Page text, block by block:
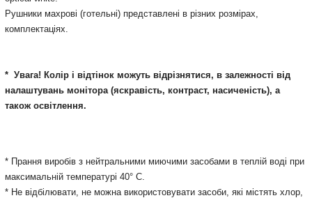
Рушники махрові (готельні) представлені в різних розмірах,
комплектаціях.
* Увага! Колір і відтінок можуть відрізнятися, в залежності від
налаштувань монітора(яскравість, контраст, насиченість), а
також освітлення.
* Прання виробів з нейтральними миючими засобами в теплій воді при
максимальній температурі 40° С.
* Не відбілювати, не можна використовувати засоби, які містять хлор,